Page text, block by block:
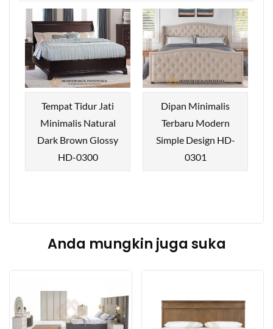
Tempat Tidur Jati
Minimalis Natural
Dark Brown Glossy
HD-0300
Dipan Minimalis
Terbaru Modern
Simple Design HD-
0301
Anda mungkin juga suka